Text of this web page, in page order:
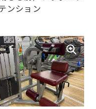
ンション